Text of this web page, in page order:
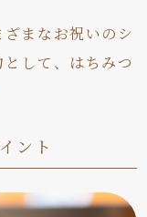
まなお祝いのシ
して、はちみつ
ント